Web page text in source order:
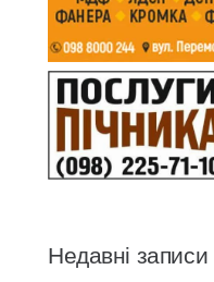
Недавні записи